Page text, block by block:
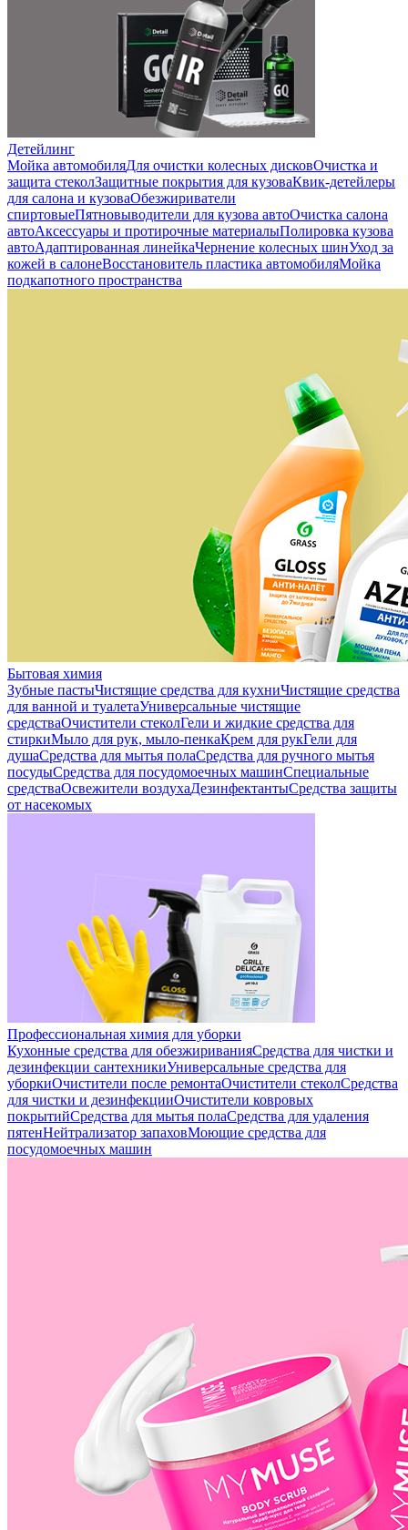
Детейлинг
Мойка автомобиляДля очистки колесных дисковОчистка и
защита стеколЗащитные покрытия для кузоваКвик-детейлеры
для салона и кузоваОбезжириватели
спиртовыеПятновыводители для кузова автоОчистка салона
автоАксессуары и протирочные материалыПолировка кузова
автоАдаптированная линейкаЧернение колесных шинУход за
кожей в салонеВосстановитель пластика автомобиляМойка
подкапотного пространства
Бытовая химия
Зубные пастыЧистящие средства для кухниЧистящие средства
для ванной и туалетаУниверсальные чистящие
средстваОчистители стеколГели и жидкие средства для
стиркиМыло для рук, мыло-пенкаКрем для рукГели для
душаСредства для мытья полаСредства для ручного мытья
посудыСредства для посудомоечных машинСпециальные
средстваОсвежители воздухаДезинфектантыСредства защиты
от насекомых
Профессиональная химия для уборки
Кухонные средства для обезжириванияСредства для чистки и
дезинфекции сантехникиУниверсальные средства для
уборкиОчистители после ремонтаОчистители стеколСредства
для чистки и дезинфекцииОчистители ковровых
покрытийСредства для мытья полаСредства для удаления
пятенНейтрализатор запаховМоющие средства для
посудомоечных машин